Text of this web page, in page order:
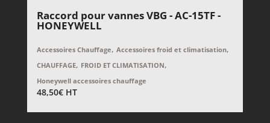
Raccord pour vannes VBG - AC-15TF -
HONEYWELL
Accessoires Chauffage, Accessoires froid et climatisation,
CHAUFFAGE, FROID ET CLIMATISATION,
Honeywell accessoires chauffage
48,50€ HT